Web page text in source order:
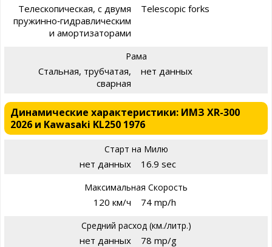
Телескопическая, с двумя
пружинно‑гидравлическим
и амортизаторами
Telescopic forks
Рама
Стальная, трубчатая,
сварная
нет данных
Динамические характеристики: ИМЗ XR-300
2026 и Kawasaki KL250 1976
Старт на Милю
нет данных 16.9 sec
Максимальная Скорость
120 км/ч 74 mp/h
Средний расход (км./литр.)
нет данных 78 mp/g